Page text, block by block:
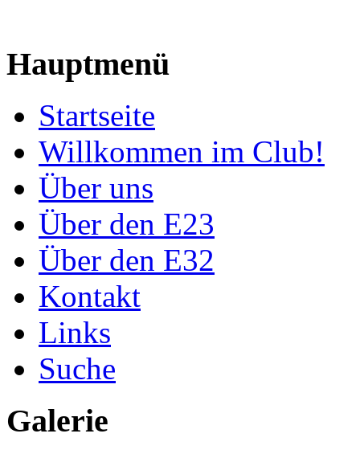
Hauptmenü
Startseite
Willkommen im Club!
Über uns
Über den E23
Über den E32
Kontakt
Links
Suche
Galerie